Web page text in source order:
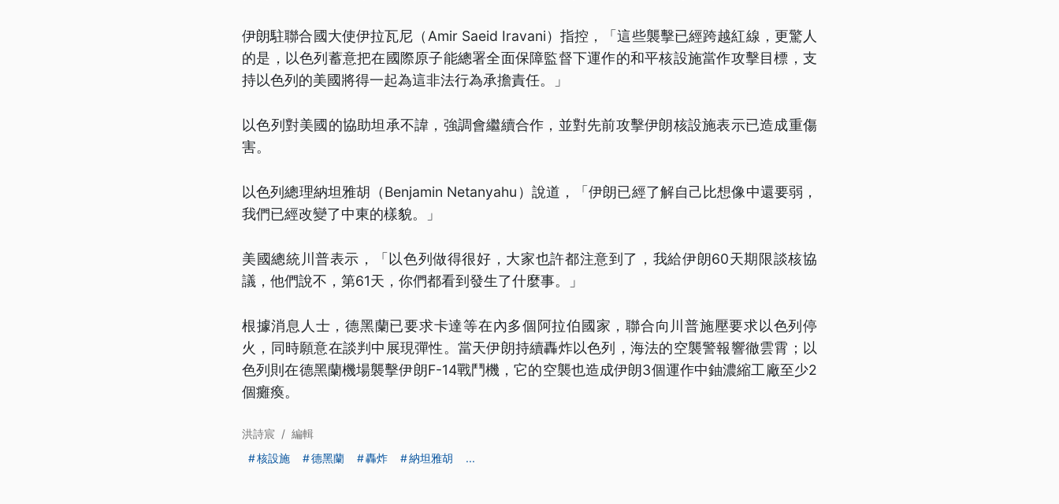
伊朗駐聯合國大使伊拉瓦尼（Amir Saeid Iravani）指控，「這些襲擊已經跨越紅線，更驚人
的是，以色列蓄意把在國際原子能總署全面保障監督下運作的和平核設施當作攻擊目標，支
持以色列的美國將得一起為這非法行為承擔責任。」
以色列對美國的協助坦承不諱，強調會繼續合作，並對先前攻擊伊朗核設施表示已造成重傷
害。
以色列總理納坦雅胡（Benjamin Netanyahu）說道，「伊朗已經了解自己比想像中還要弱，
我們已經改變了中東的樣貌。」
美國總統川普表示，「以色列做得很好，大家也許都注意到了，我給伊朗60天期限談核協
議，他們說不，第61天，你們都看到發生了什麼事。」
根據消息人士，德黑蘭已要求卡達等在內多個阿拉伯國家，聯合向川普施壓要求以色列停
火，同時願意在談判中展現彈性。當天伊朗持續轟炸以色列，海法的空襲警報響徹雲霄；以
色列則在德黑蘭機場襲擊伊朗F-14戰鬥機，它的空襲也造成伊朗3個運作中鈾濃縮工廠至少2
個癱瘓。
洪詩宸 / 編輯
核設施
德黑蘭 轟炸 納坦雅胡 ...